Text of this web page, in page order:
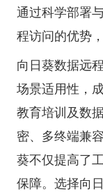
通过科学部署
程访问的优势
向日葵数据远
场景适用性，
教育培训及数
密、多终端兼
葵不仅提高了
保障。选择向